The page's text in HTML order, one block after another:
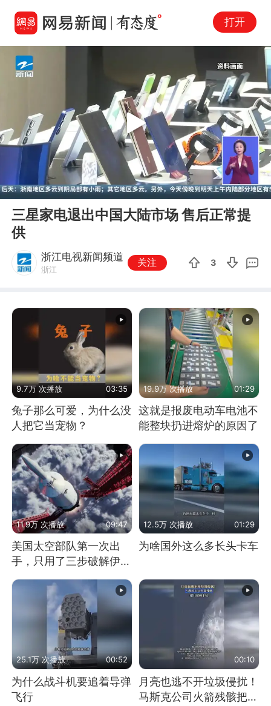
打开
00:00 02:51
Play
三星家电退出中国大陆市场 售后正常提
供
浙江电视新闻频道
浙江
关注 3
9.7万 次播放 03:35
兔子那么可爱，为什么没
人把它当宠物？
19.9万 次播放 01:29
这就是报废电动车电池不
能整块扔进熔炉的原因了
11.9万 次播放 09:47
美国太空部队第一次出
手，只用了三步破解伊朗
12.5万 次播放 01:29
为啥国外这么多长头卡车
25.1万 次播放 00:52
为什么战斗机要追着导弹
飞行
00:10
月亮也逃不开垃圾侵扰！
马斯克公司火箭残骸把月